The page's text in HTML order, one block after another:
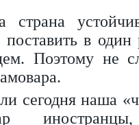
страна
в
Поэтому не
сегодня наша